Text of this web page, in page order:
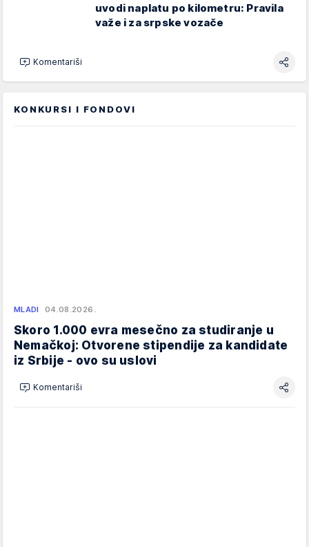
uvodi naplatu po kilometru: Pravila
važe i za srpske vozače
Komentariši
KONKURSI I FONDOVI
MLADI 04.08.2026.
Skoro 1.000 evra mesečno za studiranje u
Nemačkoj: Otvorene stipendije za kandidate
iz Srbije - ovo su uslovi
Komentariši